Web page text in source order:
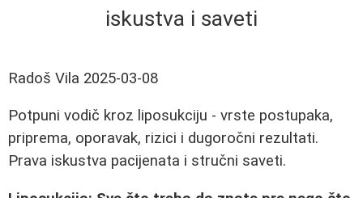
iskustva i saveti
Radoš Vila 2025-03-08
Potpuni vodič kroz liposukciju - vrste postupaka,
priprema, oporavak, rizici i dugoročni rezultati.
Prava iskustva pacijenata i stručni saveti.